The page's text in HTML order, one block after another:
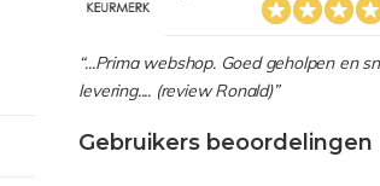
“...Prima webshop. Goed geholpen en
levering.... (review Ronald)”
Gebruikers beoordelingen